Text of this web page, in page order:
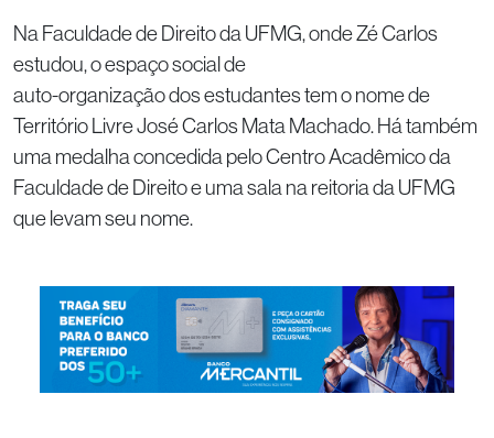
Na Faculdade de Direito da UFMG, onde Zé Carlos
estudou, o espaço social de
auto-organização dos estudantes tem o nome de
Território Livre José Carlos Mata Machado. Há também
uma medalha concedida pelo Centro Acadêmico da
Faculdade de Direito e uma sala na reitoria da UFMG
que levam seu nome.